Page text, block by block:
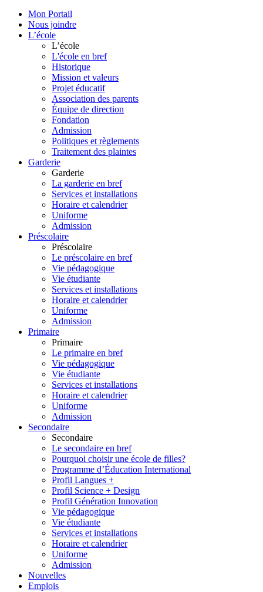
Mon Portail
Nous joindre
L’école
L’école
L'école en bref
Historique
Mission et valeurs
Projet éducatif
Association des parents
Équipe de direction
Fondation
Admission
Politiques et règlements
Traitement des plaintes
Garderie
Garderie
La garderie en bref
Services et installations
Horaire et calendrier
Uniforme
Admission
Préscolaire
Préscolaire
Le préscolaire en bref
Vie pédagogique
Vie étudiante
Services et installations
Horaire et calendrier
Uniforme
Admission
Primaire
Primaire
Le primaire en bref
Vie pédagogique
Vie étudiante
Services et installations
Horaire et calendrier
Uniforme
Admission
Secondaire
Secondaire
Le secondaire en bref
Pourquoi choisir une école de filles?
Programme d’Éducation International
Profil Langues +
Profil Science + Design
Profil Génération Innovation
Vie pédagogique
Vie étudiante
Services et installations
Horaire et calendrier
Uniforme
Admission
Nouvelles
Emplois